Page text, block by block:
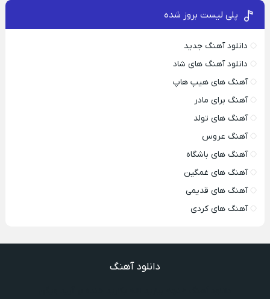
پلی لیست بروز شده
دانلود آهنگ جدید
دانلود آهنگ های شاد
آهنگ های هیپ هاپ
آهنگ برای مادر
آهنگ های تولد
آهنگ عروس
آهنگ های باشگاه
آهنگ های غمگین
آهنگ های قدیمی
آهنگ های کردی
دانلود آهنگ